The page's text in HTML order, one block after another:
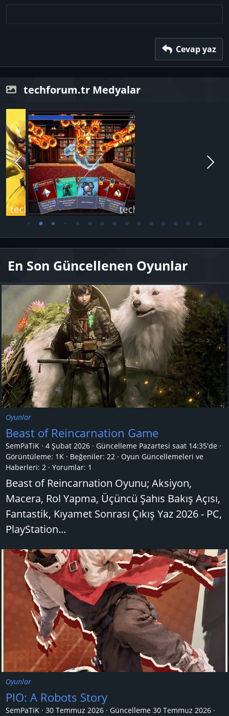
Cevap yaz
techforum.tr Medyalar
En Son Güncellenen Oyunlar
Oyunlar
Beast of Reincarnation Game
SemPaTiK 4 Şubat 2026 Güncelleme Pazartesi saat 14:35'de
Görüntüleme: 1K
Beğeniler: 22
Oyun Güncellemeleri ve
Haberleri: 2 Yorumlar: 1
Beast of Reincarnation Oyunu; Aksiyon,
Macera, Rol Yapma, Üçüncü Şahıs Bakış Açısı,
Fantastik, Kıyamet Sonrası Çıkış Yaz 2026 - PC,
PlayStation...
Oyunlar
PIO: A Robots Story
SemPaTiK 30 Temmuz 2026 Güncelleme 30 Temmuz 2026